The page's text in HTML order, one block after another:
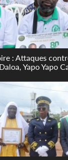
: Attaques
Yapo Yapo